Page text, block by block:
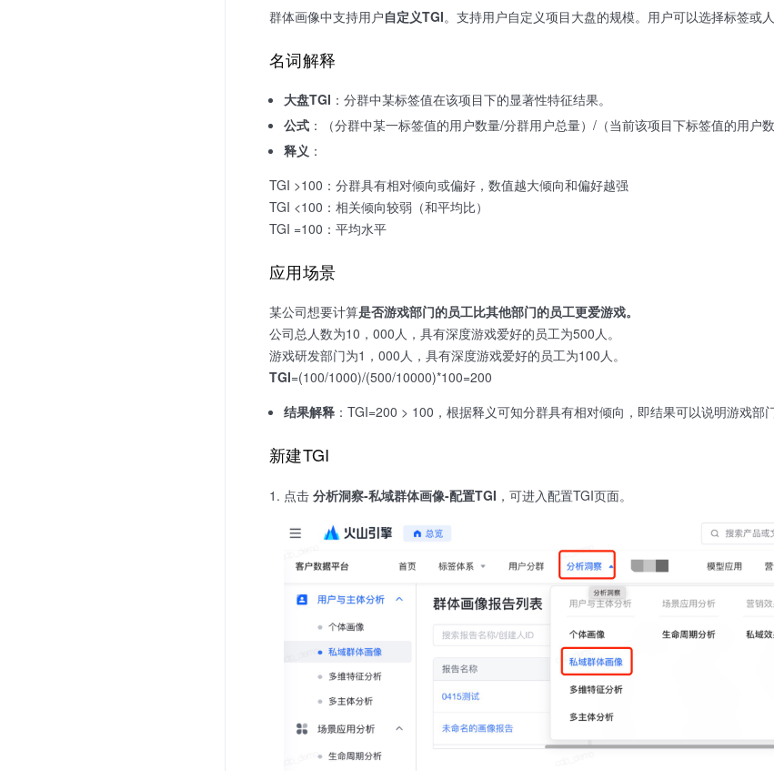
群体画像中支持用户自定义TGI。支持用户自定义项目大盘的规模。用户可以选择标签或
名词解释
大盘TGI ：分群中某标签值在该项目下的显著性特征结果。
公式 ：（分群中某一标签值的用户数量/分群用户总量）/（当前该项目下标签值的用户
释义 ：
TGI >100：分群具有相对倾向或偏好，数值越大倾向和偏好越强
TGI <100：相关倾向较弱（和平均比）
TGI =100：平均水平
应用场景
某公司想要计算是否游戏部门的员工比其他部门的员工更爱游戏。
公司总人数为10，000人，具有深度游戏爱好的员工为500人。
游戏研发部门为1，000人，具有深度游戏爱好的员工为100人。
TGI=(100/1000)/(500/10000)*100=200
结果解释 ：TGI=200 > 100，根据释义可知分群具有相对倾向，即结果可以说明游戏部
新建TGI
点击 分析洞察-私域群体画像-配置TGI ，可进入配置TGI页面。